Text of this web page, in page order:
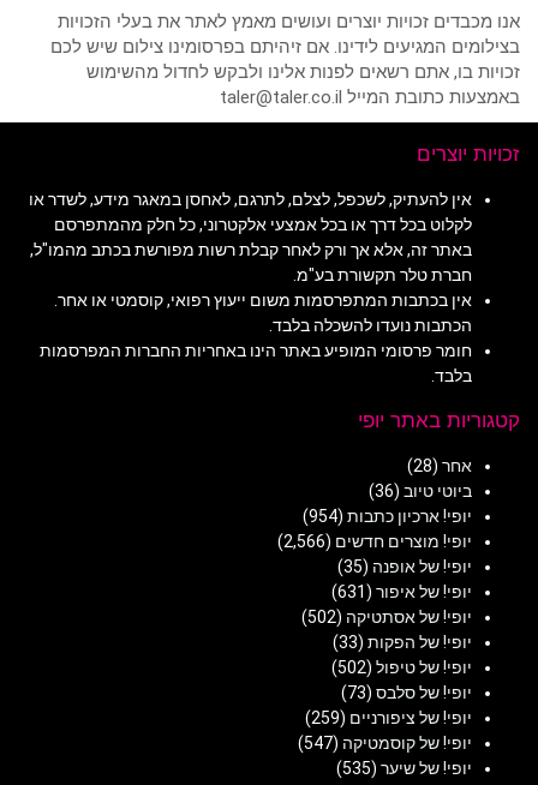
אנו מכבדים זכויות יוצרים ועושים מאמץ לאתר את בעלי הזכויות
בצילומים המגיעים לידינו. אם זיהיתם בפרסומינו צילום שיש לכם
זכויות בו, אתם רשאים לפנות אלינו ולבקש לחדול מהשימוש
באמצעות כתובת המייל taler@taler.co.il
זכויות יוצרים
אין להעתיק, לשכפל, לצלם, לתרגם, לאחסן במאגר מידע, לשדר או
לקלוט בכל דרך או בכל אמצעי אלקטרוני, כל חלק מהמתפרסם
באתר זה, אלא אך ורק לאחר קבלת רשות מפורשת בכתב מהמו"ל,
חברת טלר תקשורת בע"מ.
אין בכתבות המתפרסמות משום ייעוץ רפואי, קוסמטי או אחר.
הכתבות נועדו להשכלה בלבד.
חומר פרסומי המופיע באתר הינו באחריות החברות המפרסמות
בלבד.
קטגוריות באתר יופי
אחר (28)
ביוטי טיוב (36)
יופי! ארכיון כתבות (954)
יופי! מוצרים חדשים (2,566)
יופי! של אופנה (35)
יופי! של איפור (631)
יופי! של אסתטיקה (502)
יופי! של הפקות (33)
יופי! של טיפול (502)
יופי! של סלבס (73)
יופי! של ציפורניים (259)
יופי! של קוסמטיקה (547)
יופי! של שיער (535)